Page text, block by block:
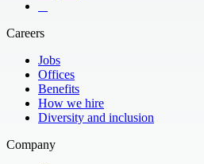
Careers
Jobs
Offices
Benefits
How we hire
Diversity and inclusion
Company